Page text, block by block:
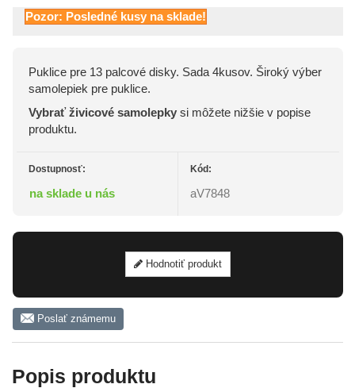
Pozor: Posledné kusy na sklade!
Puklice pre 13 palcové disky. Sada 4kusov. Široký výber
samolepiek pre puklice.
Vybrať živicové samolepky si môžete nižšie v popise
produktu.
Dostupnosť:
na sklade u nás
Kód:
aV7848
Hodnotiť produkt
Poslať známemu
Popis produktu